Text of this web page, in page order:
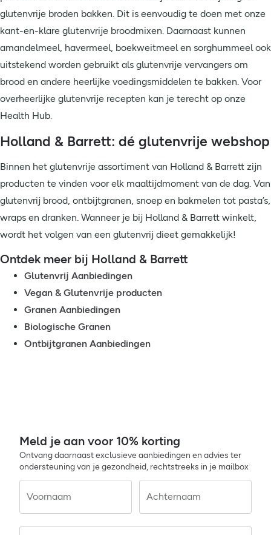
glutenvrije broden bakken. Dit is eenvoudig te doen met onze
kant-en-klare glutenvrije broodmixen. Daarnaast kunnen
amandelmeel, havermeel, boekweitmeel en sorghummeel ook
uitstekend worden gebruikt als glutenvrije vervangers om
brood en andere heerlijke voedingsmiddelen te bakken. Voor
overheerlijke glutenvrije recepten kan je terecht op onze
Health Hub.
Holland & Barrett: dé glutenvrije webshop
Binnen het glutenvrije assortiment van Holland & Barrett zijn
producten te vinden voor elk maaltijdmoment van de dag. Van
glutenvrij brood, ontbijtgranen, snoep en bakmelen tot pasta’s,
wraps en dranken. Wanneer je bij Holland & Barrett winkelt,
wordt het volgen van een glutenvrij dieet gemakkelijk!
Ontdek meer bij Holland & Barrett
Glutenvrij Aanbiedingen
Vegan & Glutenvrije producten
Granen Aanbiedingen
Biologische Granen
Ontbijtgranen Aanbiedingen
Meld je aan voor 10% korting
Ontvang daarnaast exclusieve aanbiedingen en advies ter
ondersteuning van je gezondheid, rechtstreeks in je mailbox
Voornaam Achternaam